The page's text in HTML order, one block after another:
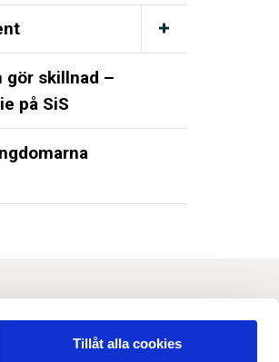
Tillåt alla cookies
gör skillnad –
på SiS